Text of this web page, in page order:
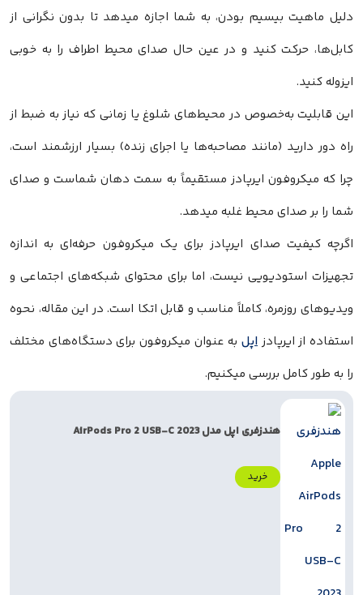
دلیل ماهیت بیسیم بودن، به شما اجازه میدهد تا بدون نگرانی از
کابل‌ها، حرکت کنید و در عین حال صدای محیط اطراف را به خوبی
ایزوله کنید.
این قابلیت به‌خصوص در محیط‌های شلوغ یا زمانی که نیاز به ضبط از
راه دور دارید (مانند مصاحبه‌ها یا اجرای زنده) بسیار ارزشمند است،
چرا که میکروفون ایرپادز مستقیماً به سمت دهان شماست و صدای
شما را بر صدای محیط غلبه میدهد.
اگرچه کیفیت صدای ایرپادز برای یک میکروفون حرفه‌ای به اندازه
تجهیزات استودیویی نیست، اما برای محتوای شبکه‌های اجتماعی و
ویدیوهای روزمره، کاملاً مناسب و قابل اتکا است. در این مقاله، نحوه
استفاده از ایرپادزاپل به عنوان میکروفون برای دستگاه‌های مختلف
را به طور کامل بررسی میکنیم.
هندزفری اپل مدل AirPods Pro 2 USB‑C 2023
خرید